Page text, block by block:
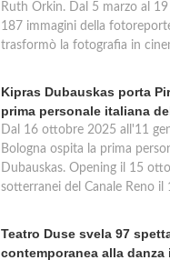
Ruth Orkin. Dal 5 marzo al
187 immagini della
trasformò la fotografia in
Kipras Dubauskas porta
prima personale italiana
Dal 16 ottobre 2025 all'11
Bologna ospita la prima
Dubauskas. Opening il 15
sotterranei del Canale Reno il
Teatro Duse svela 97
contemporanea alla danza